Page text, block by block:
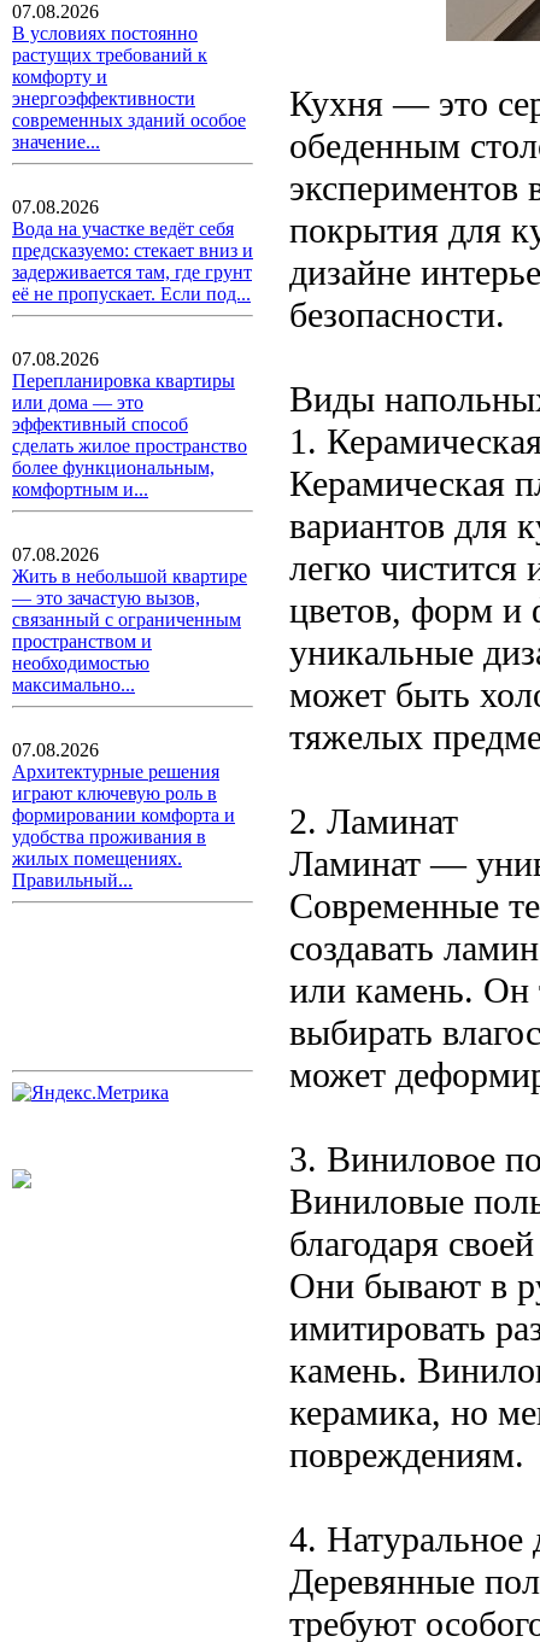
07.08.2026
В условиях постоянно
растущих требований к
комфорту и
энергоэффективности
современных зданий особое
значение...
07.08.2026
Вода на участке ведёт себя
предсказуемо: стекает вниз и
задерживается там, где грунт
её не пропускает. Если под...
07.08.2026
Перепланировка квартиры
или дома — это
эффективный способ
сделать жилое пространство
более функциональным,
комфортным и...
07.08.2026
Жить в небольшой квартире
— это зачастую вызов,
связанный с ограниченным
пространством и
необходимостью
максимально...
07.08.2026
Архитектурные решения
играют ключевую роль в
формировании комфорта и
удобства проживания в
жилых помещениях.
Правильный...
Кухня — это
обеденным
экспериментов
покрытия для
дизайне
безопасности.
Виды
1.
Керамическая
вариантов для
легко
цветов, форм и
уникальные
может быть
тяжелых
2. Ламинат
Ламинат —
Современные
создавать
или камень.
выбирать
может
3. Виниловое
Виниловые
благодаря
Они бывают в
имитировать
камень.
керамика, но
повреждениям.
4. Натуральное
Деревянные
требуют